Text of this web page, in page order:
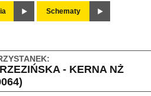
Schematy
- KERNA NŻ